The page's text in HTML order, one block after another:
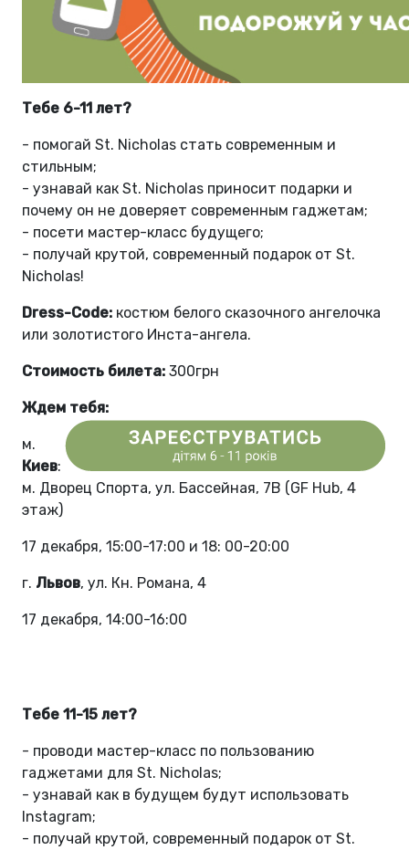
Тебе 6-11 лет?
- помогай St. Nicholas стать современным и
стильным;
- узнавай как St. Nicholas приносит подарки и
почему он не доверяет современным гаджетам;
- посети мастер-класс будущего;
- получай крутой, современный подарок от St.
Nicholas!
Dress-Code: костюм белого сказочного ангелочка
или золотистого Инста-ангела.
Стоимость билета: 300грн
Ждем тебя:
м.
Киев:
м. Дворец Спорта, ул. Бассейная, 7В (GF Hub, 4
этаж)
17 декабря, 15:00-17:00 и 18: 00-20:00
г. Львов, ул. Кн. Романа, 4
17 декабря, 14:00-16:00
Тебе 11-15 лет?
- проводи мастер-класс по пользованию
гаджетами для St. Nicholas;
- узнавай как в будущем будут использовать
Instagram;
- получай крутой, современный подарок от St.